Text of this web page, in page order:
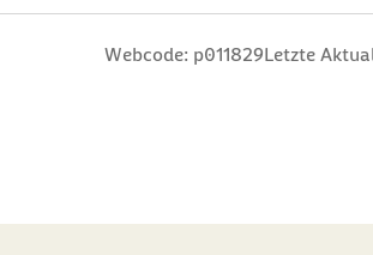
Webcode: p011829Letzte